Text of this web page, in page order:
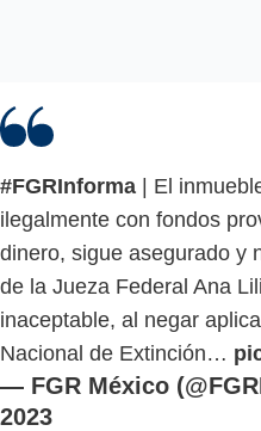
#FGRInforma | El
ilegalmente con fondos
dinero, sigue asegurado y
de la Jueza Federal Ana
inaceptable, al negar
Nacional de Extinción…
— FGR México
2023